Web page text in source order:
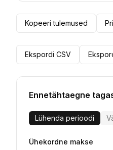
Kopeeri tulemused
Ekspordi CSV
Ennetähtaegne
Lühenda perioodi
Ühekordne makse